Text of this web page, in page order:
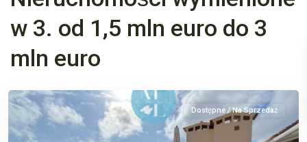
w 3. od 1,5 mln euro do 3
mln euro
Santa
Santa
Dostępne / Na Sprzedaż